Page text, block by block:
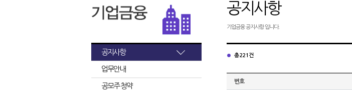
공지사항
업무안내
공모주 청약
공지사항
기업금융 공지사항 입니다.
총 221건
번호